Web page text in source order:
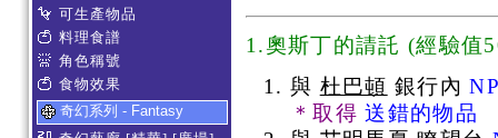
可生產物品
料理食譜
角色稱號
食物效果
奇幻系列 - Fantasy
1.奧斯丁的請託 (經驗值
與 杜巴頓 銀行內
＊取得送錯的物品